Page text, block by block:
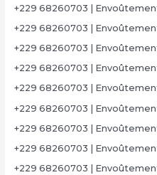
+229 68260703 |
+229 68260703 |
+229 68260703 |
+229 68260703 |
+229 68260703 |
+229 68260703 |
+229 68260703 |
+229 68260703 |
+229 68260703 |